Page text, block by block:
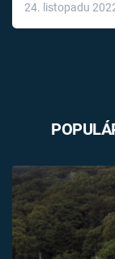
24. listopadu